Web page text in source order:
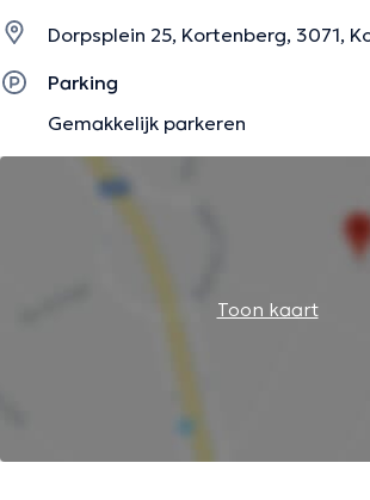
Dorpsplein 25, Kortenberg, 3071,
Parking
Gemakkelijk parkeren
Toon kaart